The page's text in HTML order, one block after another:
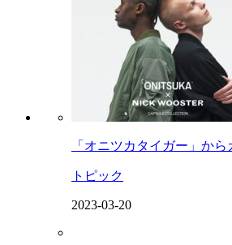
「オニツカタイガー」か
トピック
2023-03-20